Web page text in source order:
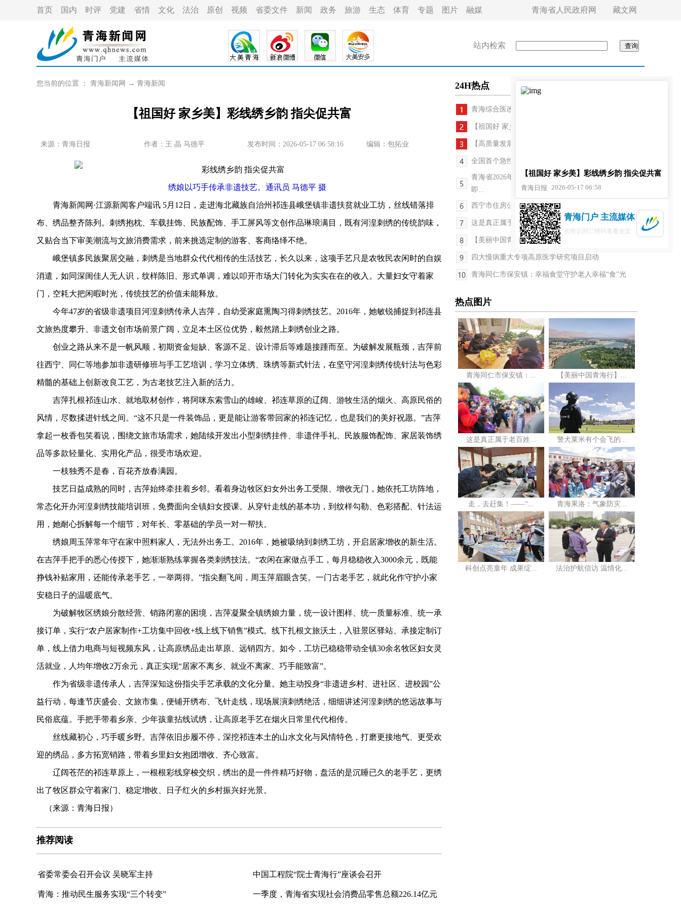
首页 国内 时评 党建 省情 文化 法治 原创 视频 省委文件 新闻 政务 旅游 生态 体育 专题 图片 融媒 青海省人民政府网 藏文网
站内检索
您当前的位置 ： 青海新闻网 → 青海新闻
【祖国好 家乡美】彩线绣乡韵 指尖促共富
来源：青海日报 作者： 王 晶 马德平 发布时间：2026-05-17 06:58:16 编辑：包拓业
绣娘以巧手传承非遗技艺。通讯员 马德平 摄
青海新闻网·江源新闻客户端讯 5月12日，走进海北藏族自治州祁连县峨堡镇非遗扶贫就业工坊，丝线错落排
布、绣品整齐陈列。刺绣抱枕、车载挂饰、民族配饰、手工屏风等文创作品琳琅满目，既有河湟刺绣的传统韵味，
又贴合当下审美潮流与文旅消费需求，前来挑选定制的游客、客商络绎不绝。
峨堡镇多民族聚居交融，刺绣是当地群众代代相传的生活技艺，长久以来，这项手艺只是农牧民农闲时的自娱
消遣，如同深闺佳人无人识，纹样陈旧、形式单调，难以叩开市场大门转化为实实在在的收入。大量妇女守着家
门，空耗大把闲暇时光，传统技艺的价值未能释放。
今年47岁的省级非遗项目河湟刺绣传承人吉萍，自幼受家庭熏陶习得刺绣技艺。2016年，她敏锐捕捉到祁连县
文旅热度攀升、非遗文创市场前景广阔，立足本土区位优势，毅然踏上刺绣创业之路。
创业之路从来不是一帆风顺，初期资金短缺、客源不足、设计滞后等难题接踵而至。为破解发展瓶颈，吉萍前
往西宁、同仁等地参加非遗研修班与手工艺培训，学习立体绣、珠绣等新式针法，在坚守河湟刺绣传统针法与色彩
精髓的基础上创新改良工艺，为古老技艺注入新的活力。
吉萍扎根祁连山水、就地取材创作，将阿咪东索雪山的雄峻、祁连草原的辽阔、游牧生活的烟火、高原民俗的
风情，尽数揉进针线之间。“这不只是一件装饰品，更是能让游客带回家的祁连记忆，也是我们的美好祝愿。”吉萍
拿起一枚香包笑着说，围绕文旅市场需求，她陆续开发出小型刺绣挂件、非遗伴手礼、民族服饰配饰、家居装饰绣
品等多款轻量化、实用化产品，很受市场欢迎。
一枝独秀不是春，百花齐放春满园。
技艺日益成熟的同时，吉萍始终牵挂着乡邻。看着身边牧区妇女外出务工受限、增收无门，她依托工坊阵地，
常态化开办河湟刺绣技能培训班，免费面向全镇妇女授课。从穿针走线的基本功，到纹样勾勒、色彩搭配、针法运
用，她耐心拆解每一个细节，对年长、零基础的学员一对一帮扶。
绣娘周玉萍常年守在家中照料家人，无法外出务工。2016年，她被吸纳到刺绣工坊，开启居家增收的新生活。
在吉萍手把手的悉心传授下，她渐渐熟练掌握各类刺绣技法。“农闲在家做点手工，每月稳稳收入3000余元，既能
挣钱补贴家用，还能传承老手艺，一举两得。”指尖翻飞间，周玉萍眉眼含笑。一门古老手艺，就此化作守护小家
安稳日子的温暖底气。
为破解牧区绣娘分散经营、销路闭塞的困境，吉萍凝聚全镇绣娘力量，统一设计图样、统一质量标准、统一承
接订单，实行“农户居家制作+工坊集中回收+线上线下销售”模式。线下扎根文旅沃土，入驻景区驿站、承接定制订
单，线上借力电商与短视频东风，让高原绣品走出草原、远销四方。如今，工坊已稳稳带动全镇30余名牧区妇女灵
活就业，人均年增收2万余元，真正实现“居家不离乡、就业不离家、巧手能致富”。
作为省级非遗传承人，吉萍深知这份指尖手艺承载的文化分量。她主动投身“非遗进乡村、进社区、进校园”公
益行动，每逢节庆盛会、文旅市集，便铺开绣布、飞针走线，现场展演刺绣绝活，细细讲述河湟刺绣的悠远故事与
民俗底蕴。手把手带着乡亲、少年孩童拈线试绣，让高原老手艺在烟火日常里代代相传。
丝线藏初心，巧手暖乡野。吉萍依旧步履不停，深挖祁连本土的山水文化与风情特色，打磨更接地气、更受欢
迎的绣品，多方拓宽销路，带着乡里妇女抱团增收、齐心致富。
辽阔苍茫的祁连草原上，一根根彩线穿梭交织，绣出的是一件件精巧好物，盘活的是沉睡已久的老手艺，更绣
出了牧区群众守着家门、稳定增收、日子红火的乡村振兴好光景。
（来源：青海日报）
推荐阅读
省委常委会召开会议 吴晓军主持 中国工程院“院士青海行”座谈会召开
青海：推动民生服务实现“三个转变” 一季度，青海省实现社会消费品零售总额226.14亿元
24H热点
青海综合医改取得新进展
【祖国好 家乡美】彩线绣乡韵 指尖促共富
【高质量发展调研行——世界盐湖·青海答卷】甘河园...
全国首个急性高原病救治中心建设规范发布
青海省2026年7月普通高中学业水平合格性考试报名
即...
西宁市住房公积金新政策惠民实效持续显现
这是真正属于老百姓的文化盛会
【美丽中国青海行】古村新生——黄河岸边一个撒拉...
四大慢病重大专项高原医学研究项目启动
青海同仁市保安镇：幸福食堂守护老人幸福“食”光
热点图片
青海同仁市保安镇：... 【美丽中国青海行】...
这是真正属于老百姓... 警犬莱米有个会飞的...
走，去赶集！——“... 青海果洛：气象防灾...
科创点亮童年 成果绽... 法治护航信访 温情化...
【祖国好 家乡美】彩线绣乡韵 指尖促共富
青海日报 2026-05-17 06:58
青海门户 主流媒体
长按识别二维码查看全文